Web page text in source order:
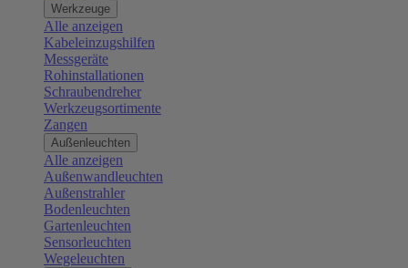
Werkzeuge
Alle anzeigen
Kabeleinzugshilfen
Messgeräte
Rohinstallationen
Schraubendreher
Werkzeugsortimente
Zangen
Außenleuchten
Alle anzeigen
Außenwandleuchten
Außenstrahler
Bodenleuchten
Gartenleuchten
Sensorleuchten
Wegeleuchten